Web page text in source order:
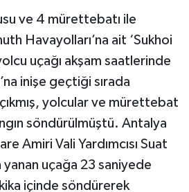
ve 4 mürettebatı ile
Havayolları’na ait ‘Sukhoi
uçağı akşam saatlerinde
inişe geçtiği sırada
yolcular ve mürettebat
söndürülmüştü. Antalya
Amiri Vali Yardımcısı Suat
uçağa 23 saniyede
içinde söndürerek